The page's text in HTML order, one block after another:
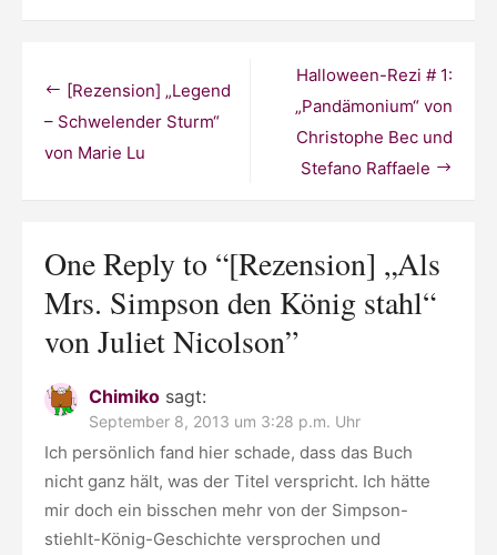
den
König
stahl“
Beitragsnavigation
Halloween-Rezi # 1:
„Pandämonium“ von
Christophe Bec und
Stefano Raffaele
[Rezension] „Legend
– Schwelender Sturm“
von Marie Lu
One Reply to “[Rezension] „Als
Mrs. Simpson den König stahl“
von Juliet Nicolson”
Chimiko sagt:
September 8, 2013 um 3:28 p.m. Uhr
Ich persönlich fand hier schade, dass das Buch
nicht ganz hält, was der Titel verspricht. Ich hätte
mir doch ein bisschen mehr von der Simpson-
stiehlt-König-Geschichte versprochen und